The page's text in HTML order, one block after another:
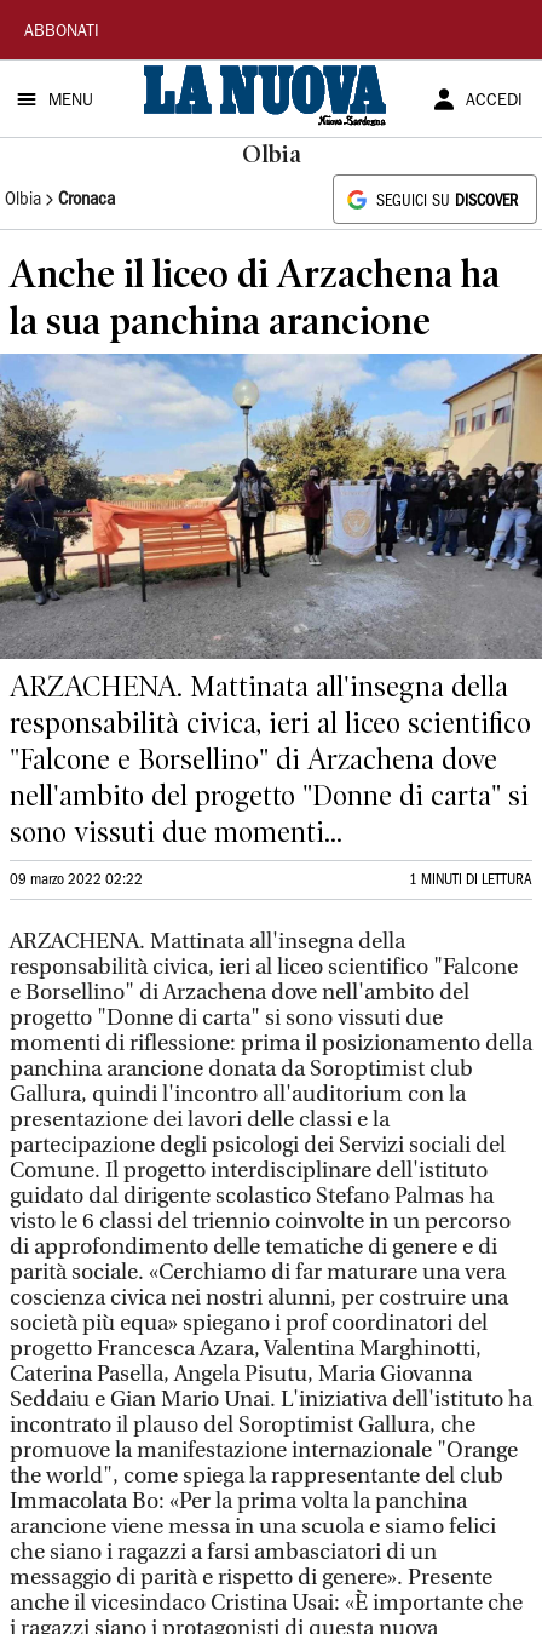
La
Nuova
Sardegna
ABBONATI
MENU ACCEDI
Olbia
Olbia Cronaca SEGUICI SU DISCOVER
Anche il liceo di Arzachena ha
la sua panchina arancione
ARZACHENA. Mattinata all'insegna della
responsabilità civica, ieri al liceo scientifico
"Falcone e Borsellino" di Arzachena dove
nell'ambito del progetto "Donne di carta" si
sono vissuti due momenti...
09 marzo 2022 02:22 1 MINUTI DI LETTURA
ARZACHENA. Mattinata all'insegna della
responsabilità civica, ieri al liceo scientifico "Falcone
e Borsellino" di Arzachena dove nell'ambito del
progetto "Donne di carta" si sono vissuti due
momenti di riflessione: prima il posizionamento della
panchina arancione donata da Soroptimist club
Gallura, quindi l'incontro all'auditorium con la
presentazione dei lavori delle classi e la
partecipazione degli psicologi dei Servizi sociali del
Comune. Il progetto interdisciplinare dell'istituto
guidato dal dirigente scolastico Stefano Palmas ha
visto le 6 classi del triennio coinvolte in un percorso
di approfondimento delle tematiche di genere e di
parità sociale. «Cerchiamo di far maturare una vera
coscienza civica nei nostri alunni, per costruire una
società più equa» spiegano i prof coordinatori del
progetto Francesca Azara, Valentina Marghinotti,
Caterina Pasella, Angela Pisutu, Maria Giovanna
Seddaiu e Gian Mario Unai. L'iniziativa dell'istituto ha
incontrato il plauso del Soroptimist Gallura, che
promuove la manifestazione internazionale "Orange
the world", come spiega la rappresentante del club
Immacolata Bo: «Per la prima volta la panchina
arancione viene messa in una scuola e siamo felici
che siano i ragazzi a farsi ambasciatori di un
messaggio di parità e rispetto di genere». Presente
anche il vicesindaco Cristina Usai: «È importante che
i ragazzi siano i protagonisti di questa nuova